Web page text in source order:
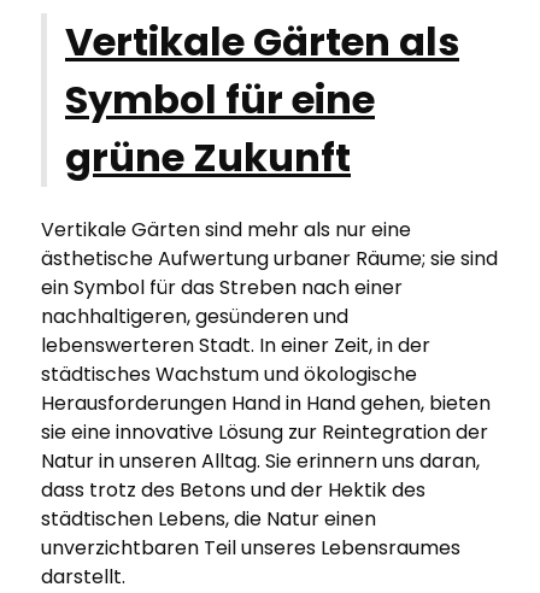
Vertikale Gärten als
Symbol für eine
grüne Zukunft
Vertikale Gärten sind mehr als nur eine
ästhetische Aufwertung urbaner Räume; sie sind
ein Symbol für das Streben nach einer
nachhaltigeren, gesünderen und
lebenswerteren Stadt. In einer Zeit, in der
städtisches Wachstum und ökologische
Herausforderungen Hand in Hand gehen, bieten
sie eine innovative Lösung zur Reintegration der
Natur in unseren Alltag. Sie erinnern uns daran,
dass trotz des Betons und der Hektik des
städtischen Lebens, die Natur einen
unverzichtbaren Teil unseres Lebensraumes
darstellt.